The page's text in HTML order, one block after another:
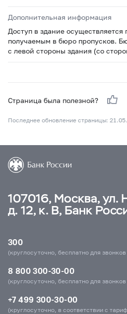
Дополнительная информация
Доступ в здание
получаемым в бюро пропусков.
с левой стороны здания (со
Страница была полезной?
Последнее обновление страницы:
107016, Москва, ул.
д. 12, к. В, Банк
300
(круглосуточно, бесплатно для
8 800 300-30-00
(круглосуточно, бесплатно для
+7 499 300-30-00
(круглосуточно, в соответствии с